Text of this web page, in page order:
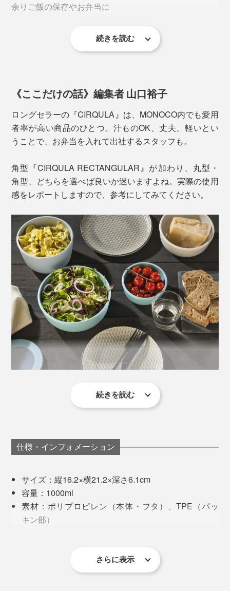
写真は丸型のCIRQULA1000ml
フタにタブがついているので、少ない力で、簡単に開閉
できるのも魅力。フタは透明で中が見えるため、使いや
下ごしらえ、調理、食事、保存まで、容器１つで完結。
移し替え不要だから、洗いものが減って、家事の時短に
余りご飯の保存やお弁当に
【1000ml】 縦16.2×横21.2×深さ6.1cm（本品）
食べ盛りのお弁当や、デザート作りに
【 2000ml
】 縦19.8×横24.9×深さ7cm
パーティーにも。
本品角型1000mlは、食べ盛りのお子さん用のお弁当や
サイズ。
ん。
続きを読む
《ここだけの話》編集者 山口裕子
ロングセラーの『CIRQULA』は、MONOCO内でも愛用
者率が高い商品のひとつ。汁ものOK、丈夫、軽いとい
うことで、お弁当を入れて出社するスタッフも。
角型『CIRQULA RECTANGULAR』が加わり、丸型・
角型、どちらを選べば良いか迷いますよね。実際の使用
感をレポートしますので、参考にしてみてください。
より"器っぽさ"を求めるなら丸型がおすすめ。食卓にそ
す。
続きを読む
仕様・インフォメーション
サイズ：縦16.2×横21.2×深さ6.1cm
容量：1000ml
素材：ポリプロピレン（本体・フタ）、TPE（パッ
キン部）
冷凍庫、食洗機、電子レンジ使用可能
さらに表示